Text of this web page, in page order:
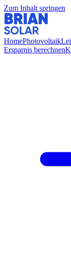
Zum Inhalt springen
HomePhotovoltaik
Ersparnis berechnen